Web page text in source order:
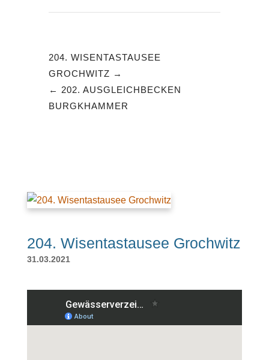
204. WISENTASTAUSEE
GROCHWITZ
202. AUSGLEICHBECKEN
BURGKHAMMER
204. Wisentastausee Grochwitz
31.03.2021